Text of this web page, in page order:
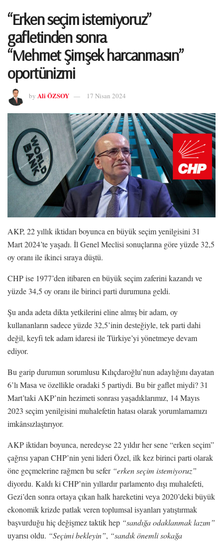
“Erken seçim istemiyoruz”
gafletinden sonra
“Mehmet Şimşek harcanmasın”
oportünizmi
by Ali ÖZSOY 17 Nisan 2024
AKP, 22 yıllık iktidarı boyunca en büyük seçim yenilgisini 31
Mart 2024’te yaşadı. İl Genel Meclisi sonuçlarına göre yüzde 32,5
oy oranı ile ikinci sıraya düştü.
CHP ise 1977’den itibaren en büyük seçim zaferini kazandı ve
yüzde 34,5 oy oranı ile birinci parti durumuna geldi.
Şu anda adeta dikta yetkilerini eline almış bir adam, oy
kullananların sadece yüzde 32,5’inin desteğiyle, tek parti dahi
değil, keyfi tek adam idaresi ile Türkiye’yi yönetmeye devam
ediyor.
Bu garip durumun sorumlusu Kılıçdaroğlu’nun adaylığını dayatan
6’lı Masa ve özellikle oradaki 5 partiydi. Bu bir gaflet miydi? 31
Mart’taki AKP’nin hezimeti sonrası yaşadıklarımız, 14 Mayıs
2023 seçim yenilgisini muhalefetin hatası olarak yorumlamamızı
imkânsızlaştırıyor.
AKP iktidarı boyunca, neredeyse 22 yıldır her sene “erken seçim”
çağrısı yapan CHP’nin yeni lideri Özel, ilk kez birinci parti olarak
öne geçmelerine rağmen bu sefer “erken seçim istemiyoruz”
diyordu. Kaldı ki CHP’nin yıllardır parlamento dışı muhalefeti,
Gezi’den sonra ortaya çıkan halk hareketini veya 2020’deki büyük
ekonomik krizde patlak veren toplumsal isyanları yatıştırmak
başvurduğu hiç değişmez taktik hep “sandığa odaklanmak lazım”
uyarısı oldu. “Seçimi bekleyin”, “sandık önemli sokağa